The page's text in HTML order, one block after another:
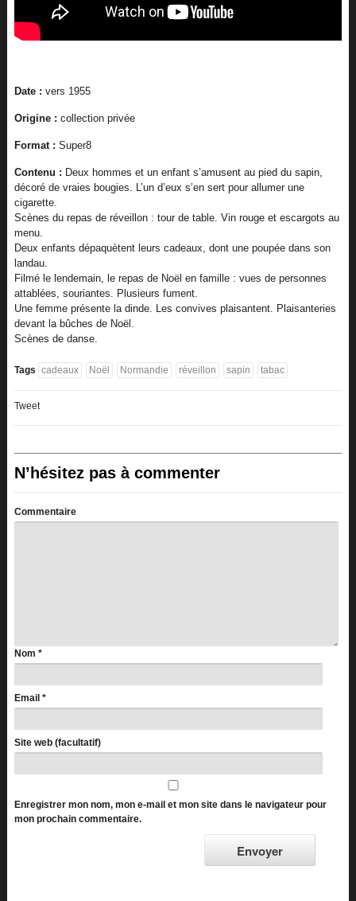
Date : vers 1955
Origine : collection privée
Format : Super8
Contenu : Deux hommes et un enfant s’amusent au pied du sapin,
décoré de vraies bougies. L’un d’eux s’en sert pour allumer une
cigarette.
Scènes du repas de réveillon : tour de table. Vin rouge et escargots au
menu.
Deux enfants dépaquètent leurs cadeaux, dont une poupée dans son
landau.
Filmé le lendemain, le repas de Noël en famille : vues de personnes
attablées, souriantes. Plusieurs fument.
Une femme présente la dinde. Les convives plaisantent. Plaisanteries
devant la bûches de Noël.
Scènes de danse.
Tags cadeaux Noël Normandie réveillon sapin tabac
Tweet
N’hésitez pas à commenter
Commentaire
Nom *
Email *
Site web (facultatif)
Enregistrer mon nom, mon e-mail et mon site dans le navigateur pour
mon prochain commentaire.